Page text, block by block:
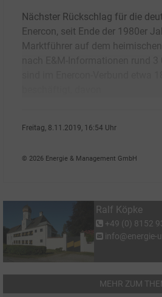
Nächster Rückschlag für die
Enercon, seit Ende der 1980er
Marktführer auf dem
Freitag, 8.11.2019, 16:54 Uhr
© 2026 Energie & Management GmbH
Ralf Köpke
+49 (0) 8152
info@energie-
MEHR ZUM